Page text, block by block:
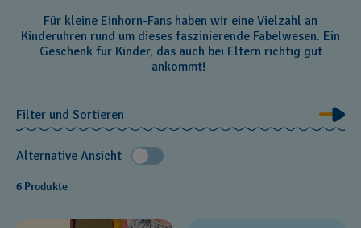
Für kleine Einhorn-Fans haben wir eine Vielzahl an
Kinderuhren rund um dieses faszinierende Fabelwesen. Ein
Geschenk für Kinder, das auch bei Eltern richtig gut
ankommt!
Filter und Sortieren
Alternative Ansicht
6 Produkte